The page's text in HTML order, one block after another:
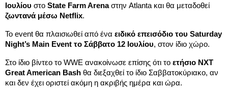
Ιουλίου στο State Farm Arenaστην Atlanta και θα μεταδοθεί
ζωντανά μέσω Netflix.
Το event θα πλαισιωθεί από ένα ειδικό επεισόδιο του Saturday
Night’s Main Event το Σάββατο 12 Ιουλίου, στον ίδιο χώρο.
Στο ίδιο βίντεο το WWE ανακοίνωσε επίσης ότι το ετήσιο NXT
Great American Bash θα διεξαχθεί το ίδιο Σαββατοκύριακο, αν
και δεν έχει οριστεί ακόμη η ακριβής ημέρα και ώρα.